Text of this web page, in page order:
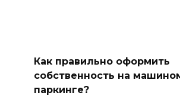
Как правильно оформить
собственность на
паркинге?